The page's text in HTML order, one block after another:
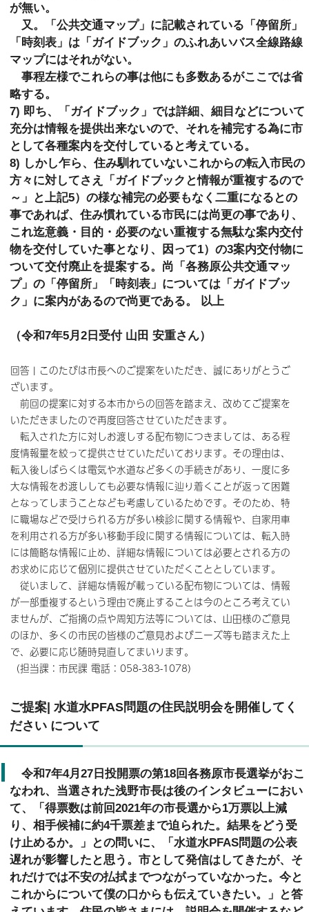
が無い。
又。「公共交通マップ」に記載されている「停留所」
「時刻表」は「ガイドブック」のふれあいバス全線路線
マップにはそれがない。
事程左様でこれらの事は他にも多数あるがここでは省
略する。
7) 即ち、「ガイドブック」では詳細、細目などについて
充分は情報を提供出来ないので、それを補完する為に市
として各種案内を交付していると考えている。
8) しかし乍ら、住み馴れていないこれからの転入市民の
方々に対してさえ「ガイドブックと情報が重複するので
～」と上記5）の様な補完の必要もなく二重になるとの
事であれば、住み慣れている市民には尚更の事であり、
これ迄意義・目的・必要のない重複する無駄な案内交付
物を交付していた事となり、因って1）の3案内交付物に
ついて交付廃止を提案する。尚「各務原公共交通マッ
プ」の「停留所」「時刻表」については「ガイドブッ
ク」に案内があるので尚更である。 以上
（令和7年5月2日受付 山田 安重さん）
回答 | このたびは市長へのご提案をいただき、誠にありがとうご
ざいます。
前回の提案に対する本市からの回答を踏まえ、改めてご提案を
いただきましたので再度回答させていただきます。
転入された方に対しお渡しする配布物につきましては、ある程
度情報量を絞って提供させていただいております。その理由は、
転入後しばらくは電気や水道など多くの手続きがあり、一度に多
大な情報をお渡ししても必要な情報に辿り着くことが返って困難
となってしまうことなども考慮しているためです。そのため、特
に職場などで受けられる方が多い検診に関する情報や、自家用車
を利用される方が多い移動手段に関する情報については、転入時
には簡略な情報に止め、詳細な情報については必要とされる方の
お求めに応じて個別に提供させていただくこととしています。
従いまして、詳細な情報が載っている配布物については、情報
が一部重複するという理由で廃止することは今のところ考えてい
ませんが、ご指摘の点や周知方法等については、山田様のご意見
のほか、多くの市民の皆様のご意見およびニーズ等も踏まえた上
で、必要に応じ随時見直してまいります。
（担当課：市民課 電話：058-383-1078）
ご提案| 水道水PFAS問題の住民説明会を開催してく
ださい について
令和7年4月27日投開票の第18回各務原市長選挙がおこ
なわれ、当選された浅野市長は後のインタビューにおい
て、「得票数は前回2021年の市長選から1万票以上減
り、相手候補に約4千票差まで迫られた。結果をどう受
け止めるか。」との問いに、「水道水PFAS問題の公表
遅れが影響したと思う。市として発信はしてきたが、そ
れだけでは不安の払拭までつながっていなかった。今と
これからについて僕の口からも伝えていきたい。」と答